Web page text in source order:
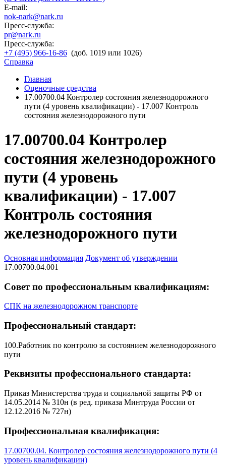
E-mail:
nok-nark@nark.ru
Пресс-служба:
pr@nark.ru
Пресс-служба:
+7 (495) 966-16-86 (доб. 1019 или 1026)
Справка
Главная
Оценочные средства
17.00700.04 Контролер состояния железнодорожного
пути (4 уровень квалификации) - 17.007 Контроль
состояния железнодорожного пути
17.00700.04 Контролер
состояния железнодорожного
пути (4 уровень
квалификации) - 17.007
Контроль состояния
железнодорожного пути
Основная информация Документ об утверждении
17.00700.04.001
Совет по профессиональным квалификациям:
СПК на железнодорожном транспорте
Профессиональный стандарт:
100.Работник по контролю за состоянием железнодорожного
пути
Реквизиты профессионального стандарта:
Приказ Министерства труда и социальной защиты РФ от
14.05.2014 № 310н (в ред. приказа Минтруда России от
12.12.2016 № 727н)
Профессиональная квалификация:
17.00700.04. Контролер состояния железнодорожного пути (4
уровень квалификации)